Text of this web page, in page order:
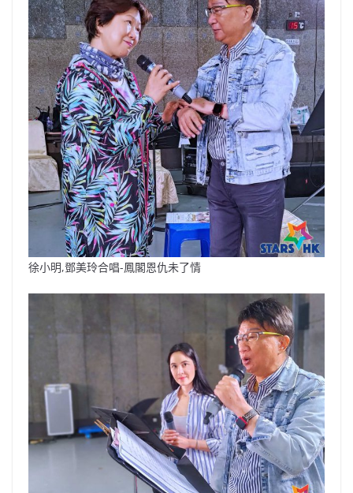
徐小明,鄧美玲合唱-鳳閣恩仇未了情